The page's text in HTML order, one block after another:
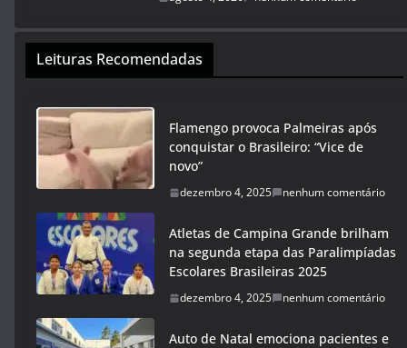
Leituras Recomendadas
Flamengo provoca Palmeiras após
conquistar o Brasileiro: “Vice de
novo”
dezembro 4, 2025 nenhum comentário
Atletas de Campina Grande brilham
na segunda etapa das Paralimpíadas
Escolares Brasileiras 2025
dezembro 4, 2025 nenhum comentário
Auto de Natal emociona pacientes e